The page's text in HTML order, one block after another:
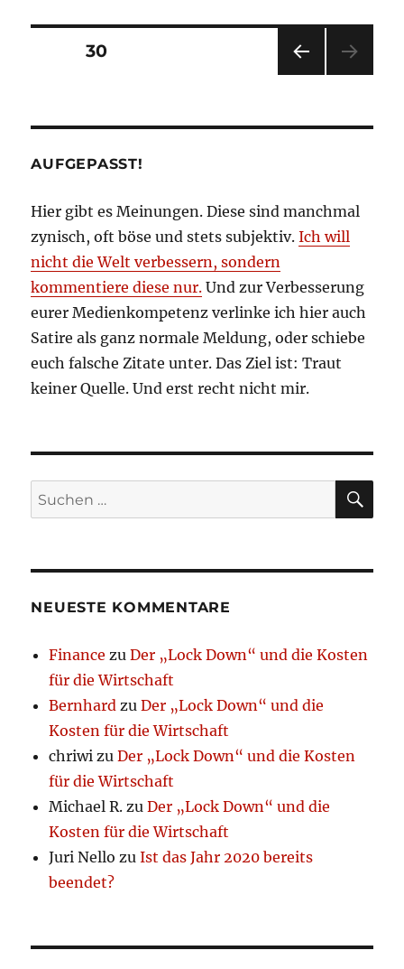
Seitennummerierung
Beiträge
SEIT
SEITE30
AUFGEPASST!
Hier gibt es Meinungen. Diese sind manchmal
zynisch, oft böse und stets subjektiv.Ich will
nicht die Welt verbessern, sondern
kommentiere diese nur. Und zur Verbesserung
eurer Medienkompetenz verlinke ich hier auch
Satire als ganz normale Meldung, oder schiebe
euch falsche Zitate unter. Das Ziel ist: Traut
keiner Quelle. Und erst recht nicht mir.
Suchen
nach:
NEUESTE KOMMENTARE
Finance zuDer „Lock Down“ und die Kosten
für die Wirtschaft
Bernhard zuDer „Lock Down“ und die
Kosten für die Wirtschaft
chriwi zuDer „Lock Down“ und die Kosten
für die Wirtschaft
Michael R. zuDer „Lock Down“ und die
Kosten für die Wirtschaft
Juri Nello zuIst das Jahr 2020 bereits
beendet?